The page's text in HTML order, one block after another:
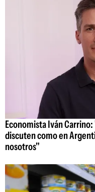
Economista Iván
discuten como en
nosotros"